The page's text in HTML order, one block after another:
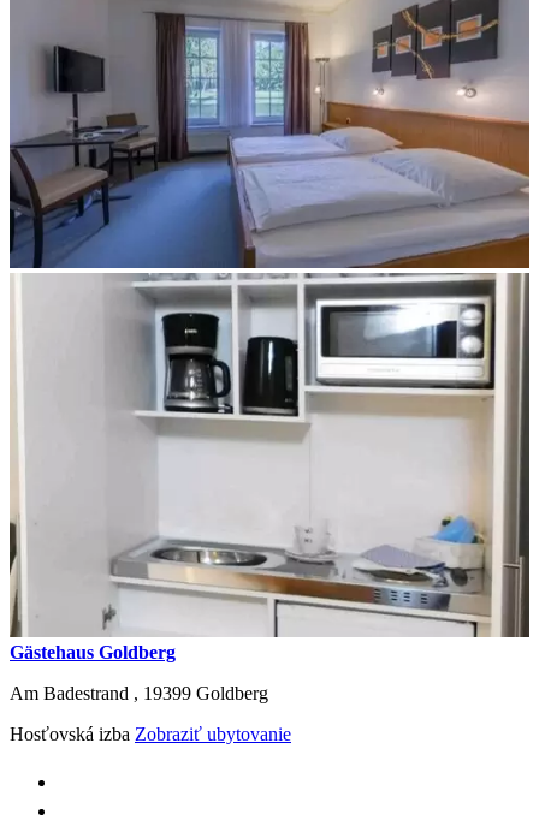
Gästehaus Goldberg
Am Badestrand , 19399 Goldberg
Hosťovská izba Zobraziť ubytovanie